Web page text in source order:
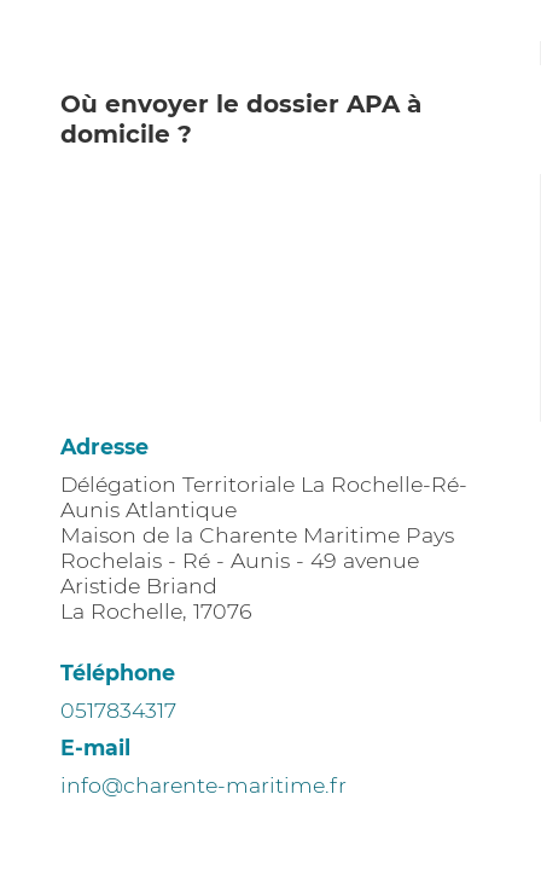
Où envoyer le dossier APA à
domicile ?
Adresse
Délégation Territoriale La Rochelle-Ré-
Aunis Atlantique
Maison de la Charente Maritime Pays
Rochelais - Ré - Aunis - 49 avenue
Aristide Briand
La Rochelle, 17076
Téléphone
0517834317
E-mail
info@charente-maritime.fr